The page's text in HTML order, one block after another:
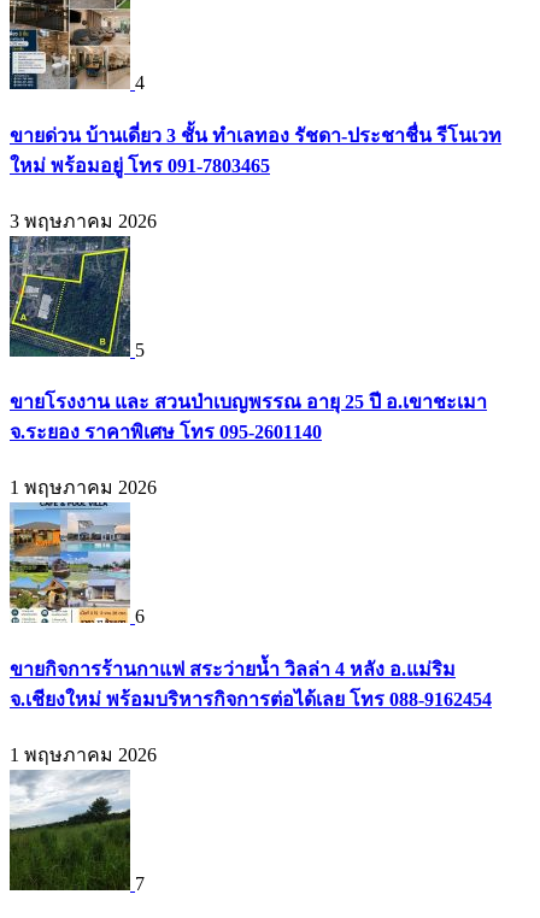
4
ขายด่วน บ้านเดี่ยว 3 ชั้น ทำเลทอง รัชดา-ประชาชื่น รีโนเวท
ใหม่ พร้อมอยู่ โทร 091-7803465
3 พฤษภาคม 2026
5
ขายโรงงาน และ สวนป่าเบญพรรณ อายุ 25 ปี อ.เขาชะเมา
จ.ระยอง ราคาพิเศษ โทร 095-2601140
1 พฤษภาคม 2026
6
ขายกิจการร้านกาแฟ สระว่ายน้ำ วิลล่า 4 หลัง อ.แม่ริม
จ.เชียงใหม่ พร้อมบริหารกิจการต่อได้เลย โทร 088-9162454
1 พฤษภาคม 2026
7